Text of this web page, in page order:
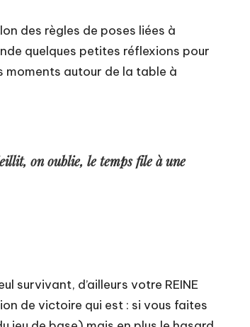
des règles de poses liées à
quelques petites réflexions pour
moments autour de la table à
on oublie, le temps file à une
survivant, d’ailleurs votre REINE
de victoire qui est : si vous faites